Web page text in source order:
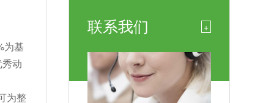
联系我们 +
为基
动
为整